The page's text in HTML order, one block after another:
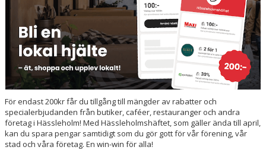
För endast 200kr får du tillgång till mängder av rabatter och
specialerbjudanden från butiker, caféer, restauranger och andra
företag i Hässleholm! Med Hässleholmshäftet, som gäller ända till april,
kan du spara pengar samtidigt som du gör gott för vår förening, vår
stad och våra företag. En win-win för alla!